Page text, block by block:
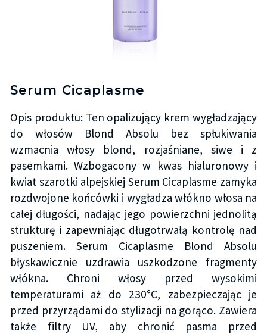
Serum Cicaplasme
Opis produktu: Ten opalizujący krem wygładzający
do włosów Blond Absolu bez spłukiwania
wzmacnia włosy blond, rozjaśniane, siwe i z
pasemkami. Wzbogacony w kwas hialuronowy i
kwiat szarotki alpejskiej Serum Cicaplasme zamyka
rozdwojone końcówki i wygładza włókno włosa na
całej długości, nadając jego powierzchni jednolitą
strukturę i zapewniając długotrwałą kontrolę nad
puszeniem. Serum Cicaplasme Blond Absolu
błyskawicznie uzdrawia uszkodzone fragmenty
włókna. Chroni włosy przed wysokimi
temperaturami aż do 230°C, zabezpieczając je
przed przyrządami do stylizacji na gorąco. Zawiera
także filtry UV, aby chronić pasma przed